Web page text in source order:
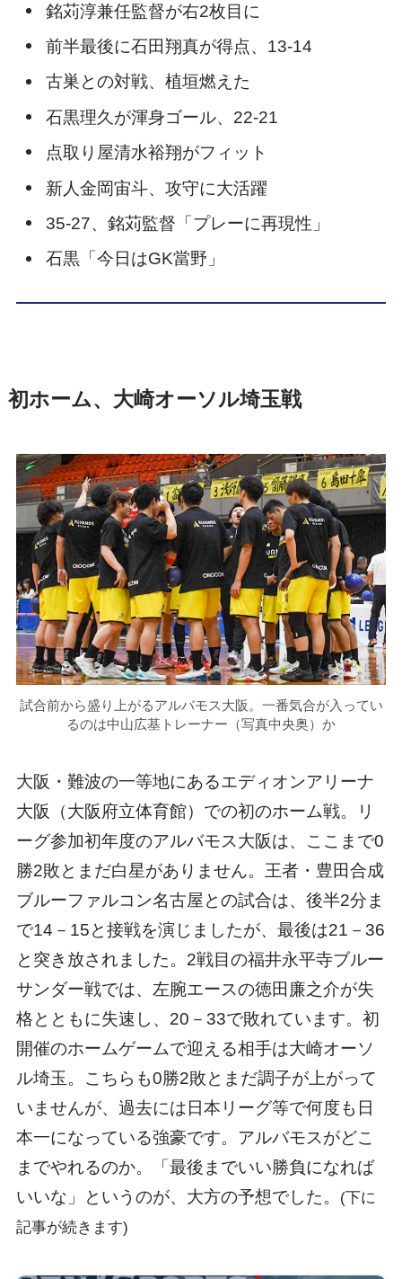
銘苅淳兼任監督が右2枚目に
前半最後に石田翔真が得点、13-14
古巣との対戦、植垣燃えた
石黒理久が渾身ゴール、22-21
点取り屋清水裕翔がフィット
新人金岡宙斗、攻守に大活躍
35-27、銘苅監督「プレーに再現性」
石黒「今日はGK當野」
初ホーム、大崎オーソル埼玉戦
試合前から盛り上がるアルバモス大阪。一番気合が入ってい
るのは中山広基トレーナー（写真中央奥）か
大阪・難波の一等地にあるエディオンアリーナ
大阪（大阪府立体育館）での初のホーム戦。リ
ーグ参加初年度のアルバモス大阪は、ここまで0
勝2敗とまだ白星がありません。王者・豊田合成
ブルーファルコン名古屋との試合は、後半2分ま
で14－15と接戦を演じましたが、最後は21－36
と突き放されました。2戦目の福井永平寺ブルー
サンダー戦では、左腕エースの徳田廉之介が失
格とともに失速し、20－33で敗れています。初
開催のホームゲームで迎える相手は大崎オーソ
ル埼玉。こちらも0勝2敗とまだ調子が上がって
いませんが、過去には日本リーグ等で何度も日
本一になっている強豪です。アルバモスがどこ
までやれるのか。「最後までいい勝負になれば
いいな」というのが、大方の予想でした。
(下に
記事が続きます)